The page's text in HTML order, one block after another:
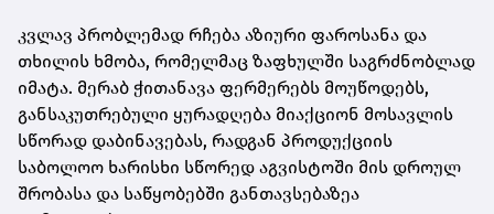
კვლავ პრობლემად რჩება აზიური ფაროსანა და
თხილის ხმობა, რომელმაც ზაფხულში საგრძნობლად
იმატა. მერაბ ჭითანავა ფერმერებს მოუწოდებს,
განსაკუთრებული ყურადღება მიაქციონ მოსავლის
სწორად დაბინავებას, რადგან პროდუქციის
საბოლოო ხარისხი სწორედ აგვისტოში მის დროულ
შრობასა და საწყობებში განთავსებაზეა